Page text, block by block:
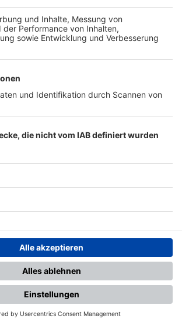
Datenschutz Impressum
Gerät wird möglicherweise
vollständig unterstützt.
die beste Nutzung empfehlen
kompatibles Gerät oder
aktuellen Browser.